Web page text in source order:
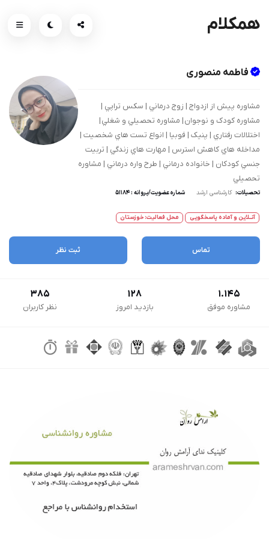
همکلام
فاطمه منصوری
مشاوره پيش از ازدواج | زوج درماني | سکس تراپي |
مشاوره کودک و نوجوان | مشاوره تحصيلي و شغلي |
اختلالات رفتاري | پنيک | فوبيا | انواع تست هاي شخصيت |
مداخله هاي کاهش استرس | مهارت هاي زندگي | تربيت
جنسي کودکان | خانواده درماني | طرح واره درماني | مشاوره
تحصيلي
تحصیلات: کارشناسی ارشد شماره عضویت/پروانه : 51184
آنــلاین و آماده پاسخگویی محل فعالیت: خوزستان
تماس ثبت نظر
1.145
مشاوره موفق
128
بازدید امروز
385
نظر کاربران